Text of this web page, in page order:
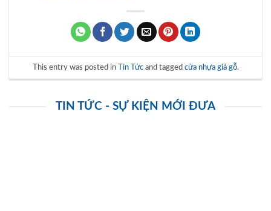
This entry was posted in Tin Tứcand tagged cửa nhựa giả gỗ.
TIN TỨC - SỰ KIỆN MỚI ĐƯA